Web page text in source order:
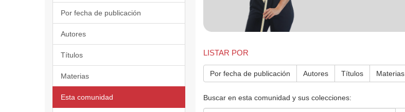
Por fecha de publicación
Autores
Títulos
Materias
Esta comunidad
LISTAR POR
Por fecha de publicación Autores Títulos Materias
Buscar en esta comunidad y sus colecciones: